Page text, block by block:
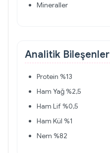
Mineraller
Analitik Bileşenler
Protein %13
Ham Yağ %2,5
Ham Lif %0,5
Ham Kül %1
Nem %82